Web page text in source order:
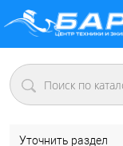
Уточнить раздел